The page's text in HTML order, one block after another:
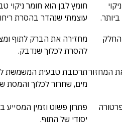
חומץ לבן הוא חומר ניקוי
עוצמתי שנהדר בהסרת
החלק
מחזירה את הברק לתוף
להסרת לכלוך שנדבק.
את המחזורתרכובת טבעית המשמשת
מים, שחרור לכלוך והמסת
פתרון פשוט וזמין המסייע
יסודי של התוף.